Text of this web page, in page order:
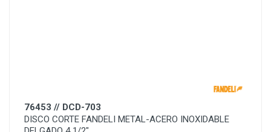
76453 // DCD-703
DISCO CORTE FANDELI METAL-ACERO INOXIDABLE